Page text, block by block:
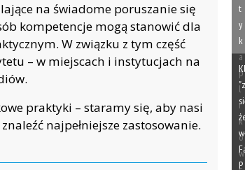
na świadome poruszanie się
kompetencje mogą stanowić dla
W związku z tym część
– w miejscach i instytucjach na
praktyki – staramy się, aby nasi
najpełniejsze zastosowanie.
t
y
k
a
p
l
i
k
ó
w
się",
P